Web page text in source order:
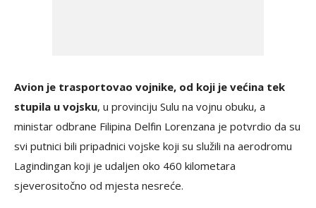
Avion je trasportovao vojnike, od koji je većina tek
stupila u vojsku, u provinciju Sulu na vojnu obuku, a
ministar odbrane Filipina Delfin Lorenzana je potvrdio da su
svi putnici bili pripadnici vojske koji su služili na aerodromu
Lagindingan koji je udaljen oko 460 kilometara
sjeverositočno od mjesta nesreće.